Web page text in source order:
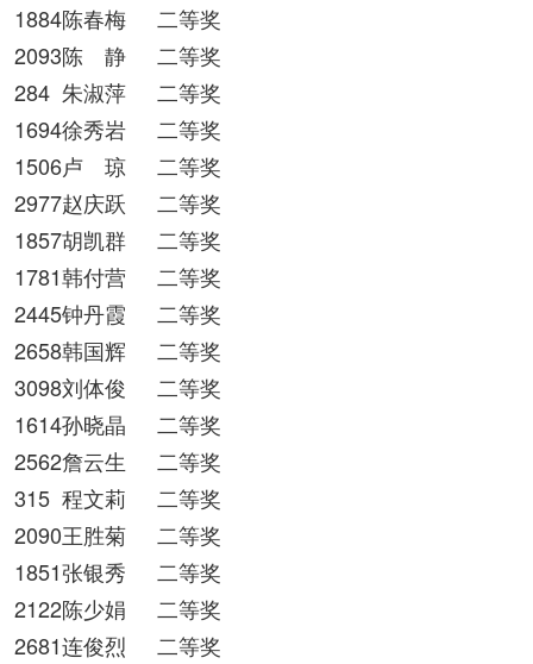
1884陈春梅
二等奖
2093陈 静
二等奖
284 朱淑萍
二等奖
1694徐秀岩
二等奖
1506卢 琼
二等奖
2977赵庆跃
二等奖
1857胡凯群
二等奖
1781韩付营
二等奖
2445钟丹霞
二等奖
2658韩国辉
二等奖
3098刘体俊
二等奖
1614孙晓晶
二等奖
2562詹云生
二等奖
315 程文莉
二等奖
2090王胜菊
二等奖
1851张银秀
二等奖
2122陈少娟
二等奖
2681连俊烈
二等奖